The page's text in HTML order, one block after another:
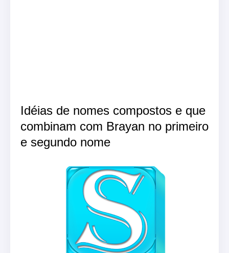
Idéias de nomes compostos e que
combinam com Brayan no primeiro
e segundo nome